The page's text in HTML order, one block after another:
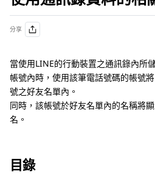
分享
當使用LINE的行動裝置之通訊錄內所
帳號內時，使用該筆電話號碼的帳號
號之好友名單內。
同時，該帳號於好友名單內的名稱將
名。
目錄